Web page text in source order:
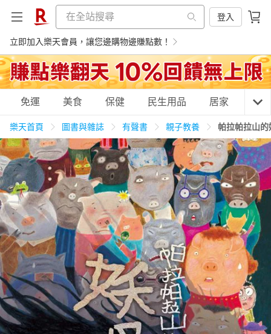
登入
立即加入樂天會員，讓您邊購物邊賺點數！
購物網分類
天天免運 美食蛋糕 養生保健 民生用品
居家生活 3C家電 運動休閒 親子玩具
女裝 男裝 化妝保養 情趣用品
日本購物 電子/紙本書
HOT
免運 美食 保健 民生用品 居家 3C
樂天首頁 圖書與雜誌 有聲書 親子教養 帕拉帕拉山